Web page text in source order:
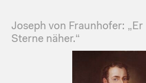
Joseph von Fraunhofer:
Sterne näher.“